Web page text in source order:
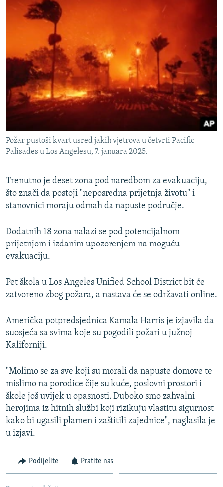
Požar pustoši kvart usred jakih vjetrova u četvrti Pacific
Palisades u Los Angelesu, 7. januara 2025.
Trenutno je deset zona pod naredbom za evakuaciju,
što znači da postoji "neposredna prijetnja životu" i
stanovnici moraju odmah da napuste područje.
Dodatnih 18 zona nalazi se pod potencijalnom
prijetnjom i izdanim upozorenjem na moguću
evakuaciju.
Pet škola u Los Angeles Unified School District bit će
zatvoreno zbog požara, a nastava će se održavati online.
Američka potpredsjednica Kamala Harris je izjavila da
suosjeća sa svima koje su pogodili požari u južnoj
Kaliforniji.
"Molimo se za sve koji su morali da napuste domove te
mislimo na porodice čije su kuće, poslovni prostori i
škole još uvijek u opasnosti. Duboko smo zahvalni
herojima iz hitnih službi koji rizikuju vlastitu sigurnost
kako bi ugasili plamen i zaštitili zajednice", naglasila je
u izjavi.
Podijelite Pratite nas